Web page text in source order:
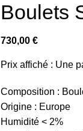
Boulets
730,00 €
Prix affiché : Une
Composition :
Origine : Europe
Humidité < 2%